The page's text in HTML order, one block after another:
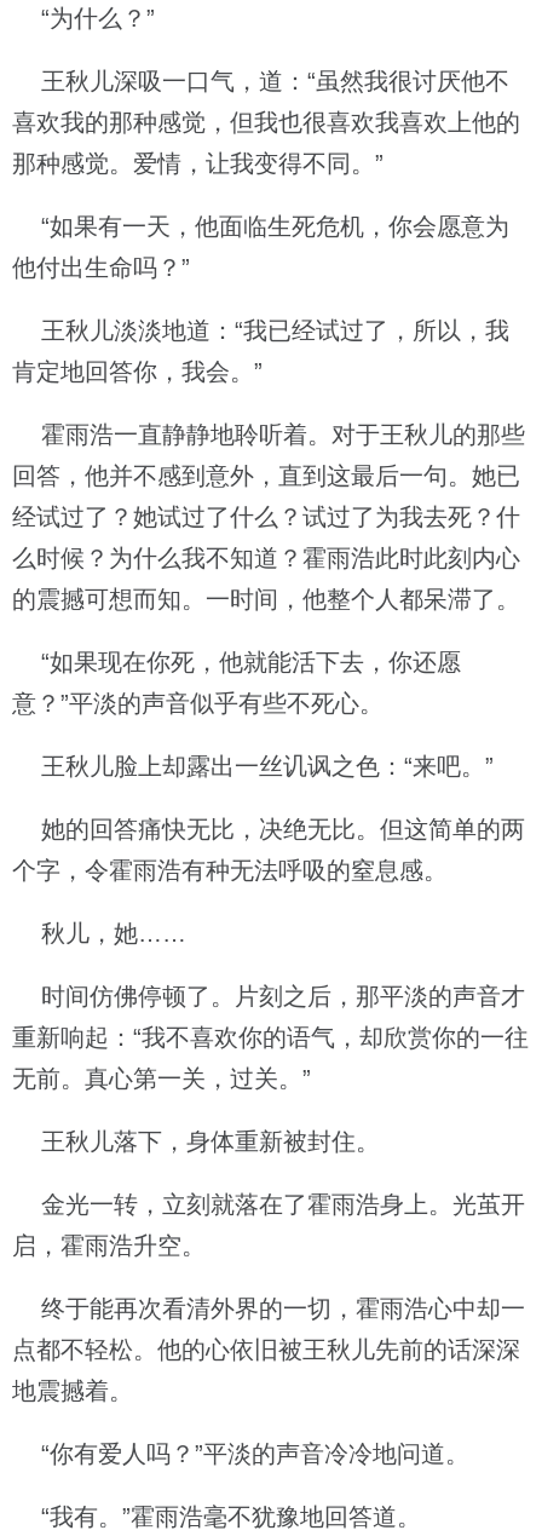
“为什么？”
王秋儿深吸一口气，道：“虽然我很讨厌他不
喜欢我的那种感觉，但我也很喜欢我喜欢上他的
那种感觉。爱情，让我变得不同。”
“如果有一天，他面临生死危机，你会愿意为
他付出生命吗？”
王秋儿淡淡地道：“我已经试过了，所以，我
肯定地回答你，我会。”
霍雨浩一直静静地聆听着。对于王秋儿的那些
回答，他并不感到意外，直到这最后一句。她已
经试过了？她试过了什么？试过了为我去死？什
么时候？为什么我不知道？霍雨浩此时此刻内心
的震撼可想而知。一时间，他整个人都呆滞了。
“如果现在你死，他就能活下去，你还愿
意？”平淡的声音似乎有些不死心。
王秋儿脸上却露出一丝讥讽之色：“来吧。”
她的回答痛快无比，决绝无比。但这简单的两
个字，令霍雨浩有种无法呼吸的窒息感。
秋儿，她……
时间仿佛停顿了。片刻之后，那平淡的声音才
重新响起：“我不喜欢你的语气，却欣赏你的一往
无前。真心第一关，过关。”
王秋儿落下，身体重新被封住。
金光一转，立刻就落在了霍雨浩身上。光茧开
启，霍雨浩升空。
终于能再次看清外界的一切，霍雨浩心中却一
点都不轻松。他的心依旧被王秋儿先前的话深深
地震撼着。
“你有爱人吗？”平淡的声音冷冷地问道。
“我有。”霍雨浩毫不犹豫地回答道。